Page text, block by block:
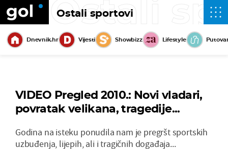
Ostali sportovi
Ostali
Dnevnik.hr Vijesti Showbizz Lifestyle
VIDEO Pregled 2010.: Novi vladari,
povratak velikana, tragedije...
Godina na isteku ponudila nam je pregršt sportskih
uzbuđenja, lijepih, ali i tragičnih događaja...